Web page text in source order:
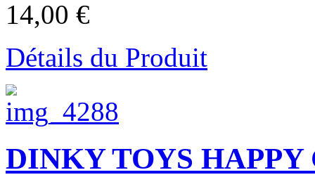
14,00 €
Détails du Produit
DINKY TOYS